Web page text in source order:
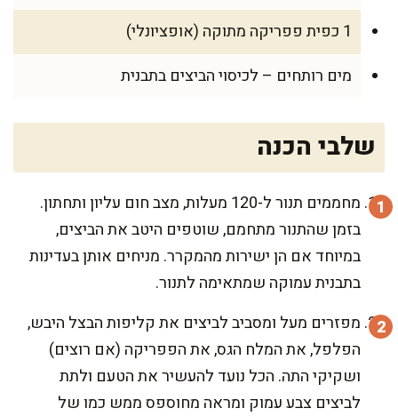
1 כפית פפריקה מתוקה (אופציונלי)
מים רותחים – לכיסוי הביצים בתבנית
שלבי הכנה
מחממים תנור ל-120 מעלות, מצב חום עליון ותחתון.
בזמן שהתנור מתחמם, שוטפים היטב את הביצים,
במיוחד אם הן ישירות מהמקרר. מניחים אותן בעדינות
בתבנית עמוקה שמתאימה לתנור.
מפזרים מעל ומסביב לביצים את קליפות הבצל היבש,
הפלפל, את המלח הגס, את הפפריקה (אם רוצים)
ושקיקי התה. הכל נועד להעשיר את הטעם ולתת
לביצים צבע עמוק ומראה מחוספס ממש כמו של